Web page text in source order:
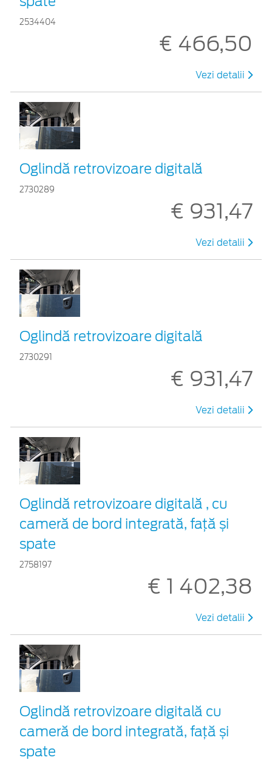
2534404
€ 466,50
Vezi detalii
Oglindă retrovizoare digitală
2730289
€ 931,47
Vezi detalii
Oglindă retrovizoare digitală
2730291
€ 931,47
Vezi detalii
Oglindă retrovizoare digitală , cu
cameră de bord integrată, față și
spate
2758197
€ 1 402,38
Vezi detalii
Oglindă retrovizoare digitală cu
cameră de bord integrată, față și
spate